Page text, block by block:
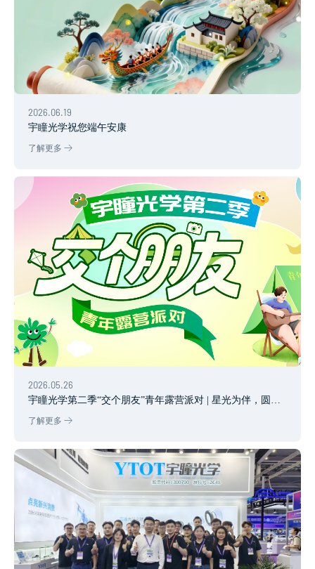
2026.06.19
宇瞳光学祝您端午安康
了解更多
2026.05.26
宇瞳光学第二季“交个朋友”青年露营派对 | 星光为伴，圆满
了解更多